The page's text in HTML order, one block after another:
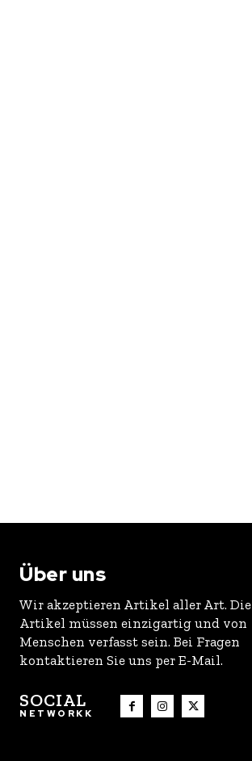
Über uns
Wir akzeptieren Artikel aller Art. Die
Artikel müssen einzigartig und von
Menschen verfasst sein. Bei Fragen
kontaktieren Sie uns per E-Mail.
SOCIAL
NETWORKK